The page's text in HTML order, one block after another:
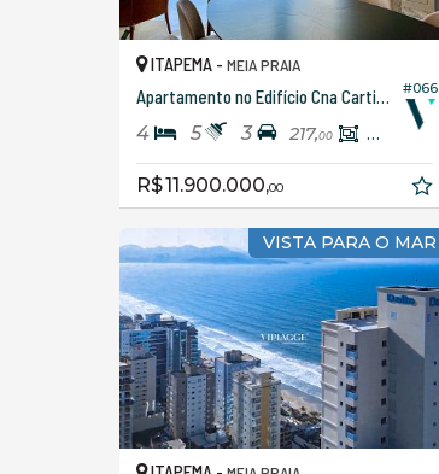
#066
ITAPEMA - MEIA PRAIA
Apartamento no Edifício Cna Cartier Residence
4 5 3 217,00 180,
R$ 11.900.000,00
VISTA PARA O MAR